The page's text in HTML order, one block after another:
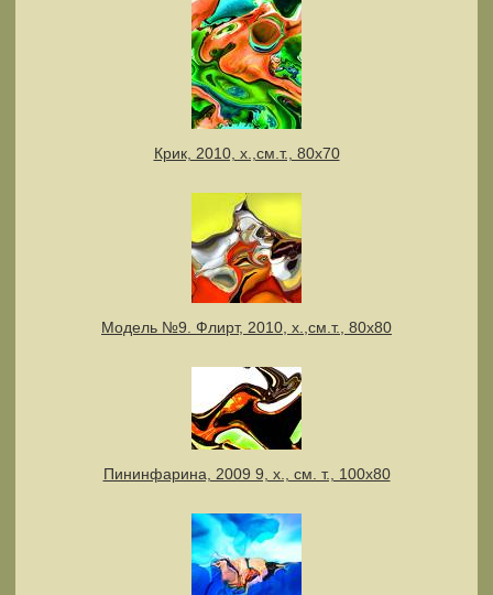
Крик, 2010, х.,см.т., 80х70
Модель №9. Флирт, 2010, х.,см.т., 80х80
Пининфарина, 2009 9, х., см. т., 100х80